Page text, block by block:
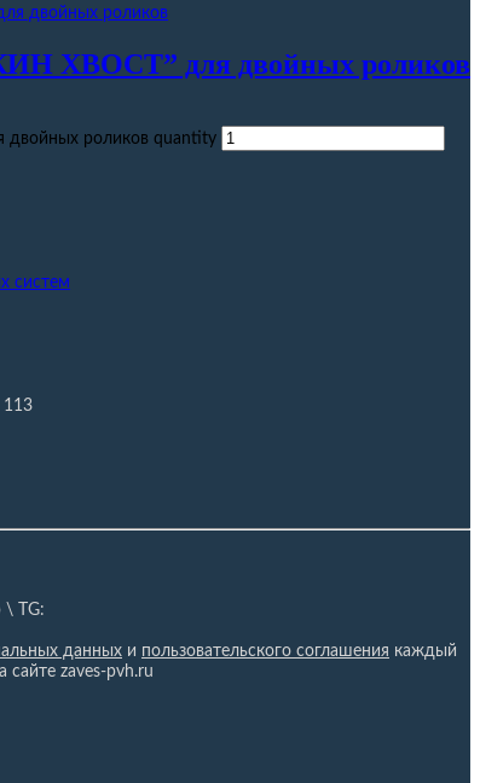
ХВОСТ” для двойных роликов
роликов quantity
систем
113
\ TG:
данных и пользовательского соглашения каждый
сайте zaves-pvh.ru